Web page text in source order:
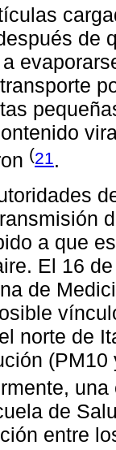
de
(21 .
a que
El 16
de
norte de
de
entre